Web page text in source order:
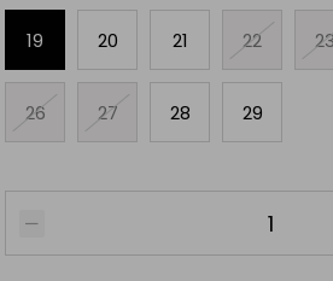
19 20 21 22
26 27 28 29